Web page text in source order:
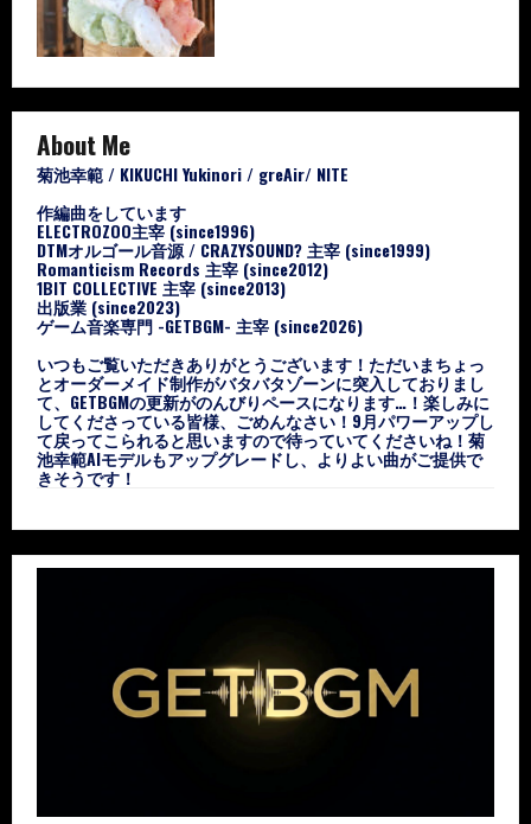
About Me
菊池幸範 / KIKUCHI Yukinori / greAir/ NITE
作編曲をしています
ELECTROZOO主宰 (since1996)
DTMオルゴール音源 / CRAZYSOUND? 主宰 (since1999)
Romanticism Records 主宰 (since2012)
1BIT COLLECTIVE 主宰 (since2013)
出版業 (since2023)
ゲーム音楽専門 -GETBGM- 主宰 (since2026)
いつもご覧いただきありがとうございます！ただいまちょっ
とオーダーメイド制作がバタバタゾーンに突入しておりまし
て、GETBGMの更新がのんびりペースになります…！楽しみに
してくださっている皆様、ごめんなさい！9月パワーアップし
て戻ってこられると思いますので待っていてくださいね！菊
池幸範AIモデルもアップグレードし、よりよい曲がご提供で
きそうです！